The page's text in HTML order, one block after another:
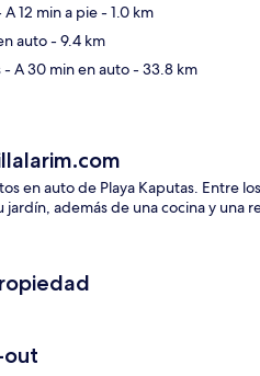
A 12 min a pie- 1.0 km
auto- 9.4 km
- A 30 min en auto- 33.8 km
en auto de Playa Kaputas. Entre
además de una cocina y una
out